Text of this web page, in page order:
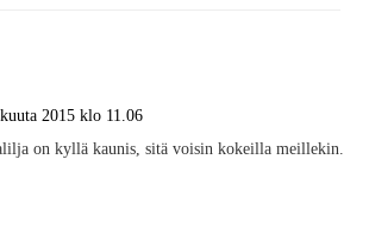
2015 klo 11.06
on kyllä kaunis, sitä voisin kokeilla meillekin.